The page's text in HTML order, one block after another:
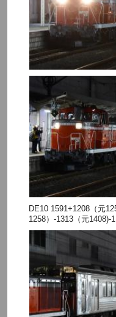
DE10 1591+1208（元
1258）-1313（元1408)-